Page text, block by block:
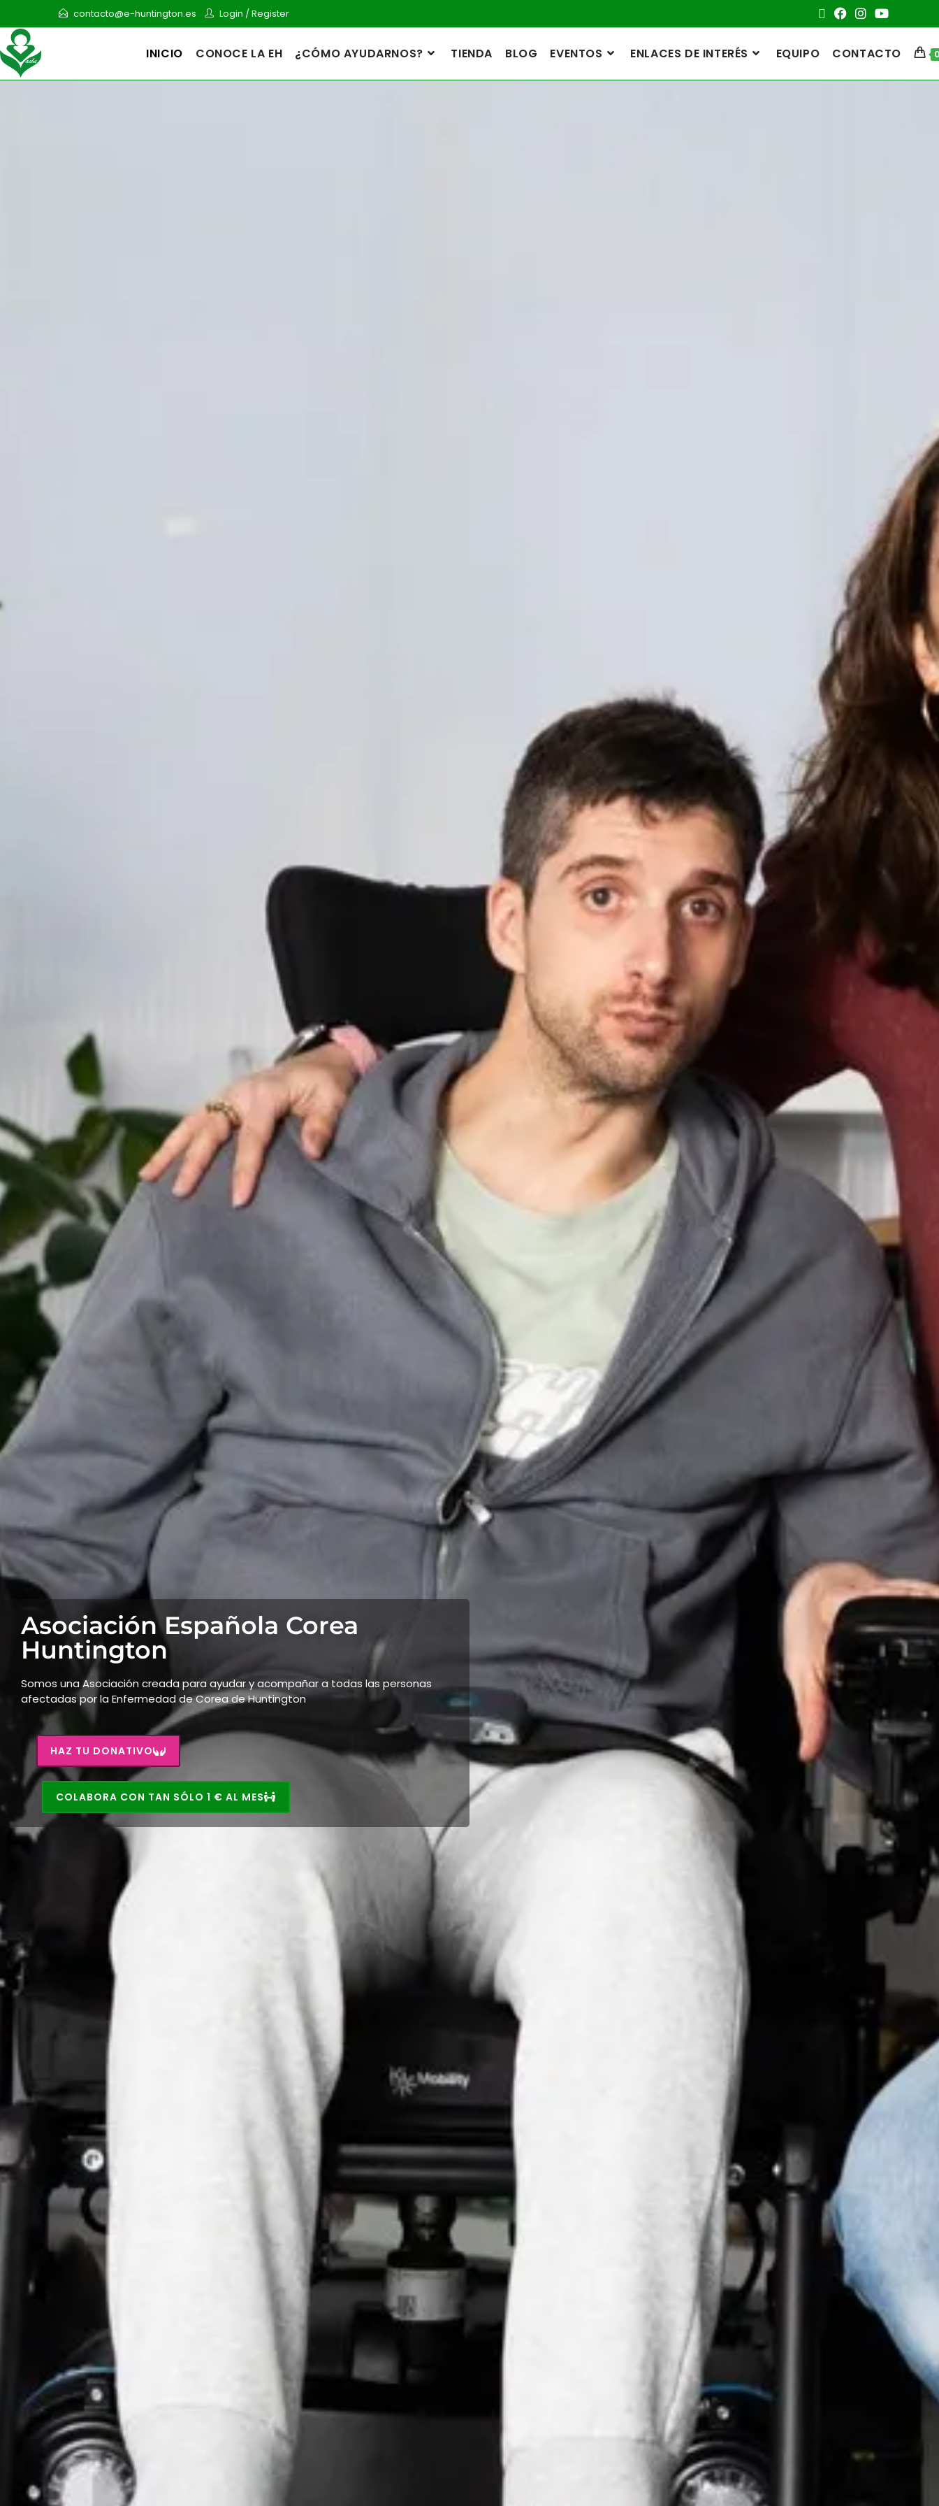
contacto@e-huntington.es Login /Register
INICIO CONOCE LA EH ¿CÓMO AYUDARNOS? TIENDA BLOG EVENTOS ENLACES DE INTERÉS EQUIPO CONTACTO 0
Asociación Española Corea
Huntington
Somos una Asociación creada para ayudar y acompañar a todas las personas
afectadas por la Enfermedad de Corea de Huntington
HAZ TU DONATIVO
COLABORA CON TAN SÓLO 1 € AL MES